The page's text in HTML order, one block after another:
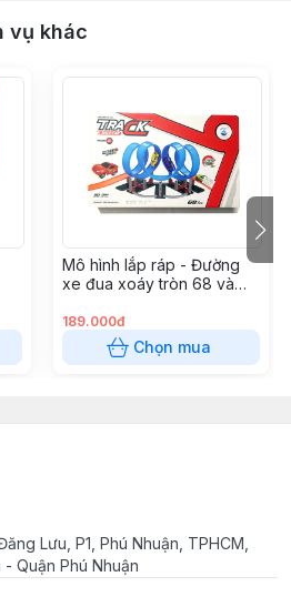
tạo, phát triển trí não toàn
#MôHìnhGiấy #MôHìnhGiấy3D
#ĐồChơiGiáoDục
#TôTượng
#XếpHình2D
#QuàTặngSángTạo
#HộpÂmNhạc
#TrangTríGiángSinh
#TranhDán
#StringArt #SápNặn
#TìmCặpGiốngNhau
#TranhCạoThanTre
#TôMàuBọtXốp
#CờCaro #CờCáNgựa
#KhóaLỗBan
Vải #Đồng Hồ Vải #Đồng
#dochoi
vụ khác
Mô hình lắp ráp - Đường
xe đua xoáy tròn 68 và
189.000đ
Chọn mua
Lưu, P1, Phú Nhuận, TPHCM,
Quận Phú Nhuận